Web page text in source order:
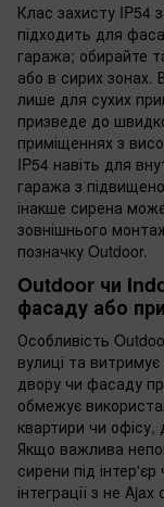
Клас захисту IP54
підходить для
гаража; обирайте
або в сирих зонах.
лише для сухих
призведе до
приміщеннях з
IP54 навіть для
гаража з
інакше сирена
зовнішнього
позначку Outdoor.
Outdoor чи
фасаду або
Особливість
вулиці та
двору чи фасаду
обмежує
квартири чи офісу,
Якщо важлива
сирени під
інтеграції з не